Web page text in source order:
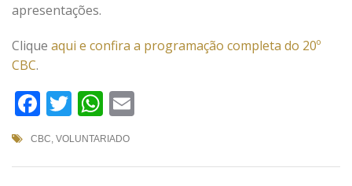
apresentações.
Clique aqui e confira a programação completa do 20º
CBC.
Facebook
TwitterWhatsApp
CBC, VOLUNTARIADO